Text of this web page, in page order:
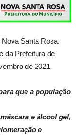
Santa Rosa.
da Prefeitura de
de 2021.
que a população
e álcool gel,
e